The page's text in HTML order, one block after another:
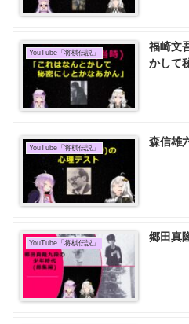
YouTube「将棋伝説」
福崎文
かして
YouTube「将棋伝説」 森信雄
YouTube「将棋伝説」 郷田真